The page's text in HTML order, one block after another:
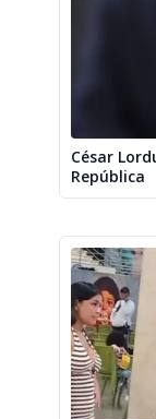
César
República